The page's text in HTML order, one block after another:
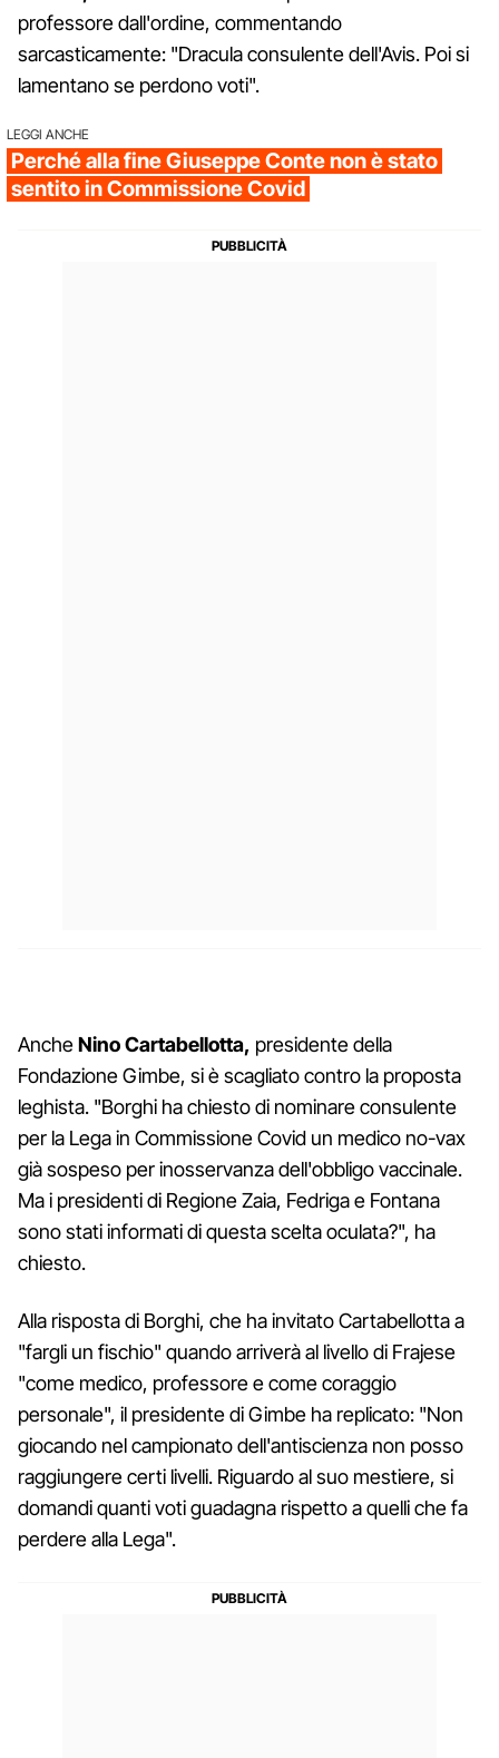
professore dall'ordine, commentando
sarcasticamente: "Dracula consulente dell'Avis. Poi si
lamentano se perdono voti".
LEGGI ANCHE
Perché alla fine Giuseppe Conte non è stato
sentito in Commissione Covid
AncheNino Cartabellotta, presidente della
Fondazione Gimbe, si è scagliato contro la proposta
leghista. "Borghi ha chiesto di nominare consulente
per la Lega in Commissione Covid un medico no-vax
già sospeso per inosservanza dell'obbligo vaccinale.
Ma i presidenti di Regione Zaia, Fedriga e Fontana
sono stati informati di questa scelta oculata?", ha
chiesto.
Alla risposta di Borghi, che ha invitato Cartabellotta a
"fargli un fischio" quando arriverà al livello di Frajese
"come medico, professore e come coraggio
personale", il presidente di Gimbe ha replicato: "Non
giocando nel campionato dell'antiscienza non posso
raggiungere certi livelli. Riguardo al suo mestiere, si
domandi quanti voti guadagna rispetto a quelli che fa
perdere alla Lega".